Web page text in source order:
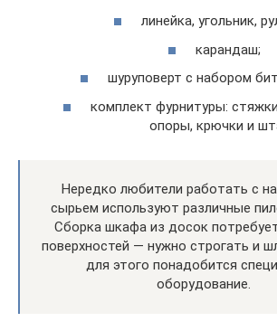
линейка, угольник,
карандаш;
шуруповерт с набором
комплект фурнитуры:
опоры, крючки и
Нередко любители работать с
сырьем используют различные
Сборка шкафа из досок
поверхностей — нужно строгать и
для этого понадобится
оборудование.